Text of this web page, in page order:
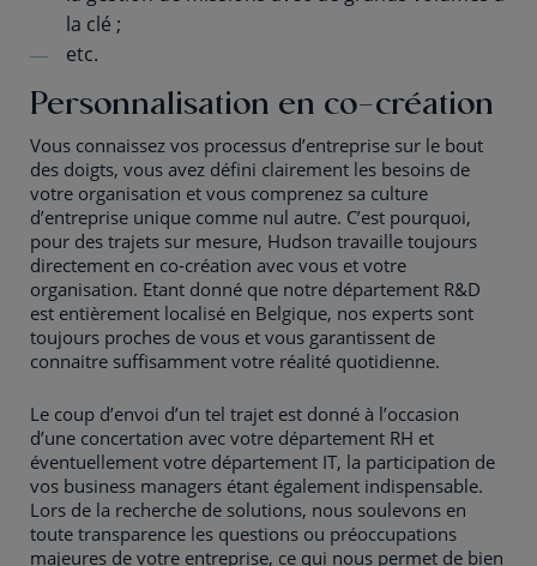
la clé ;
etc.
Personnalisation en co-création
Vous connaissez vos processus d’entreprise sur le bout
des doigts, vous avez défini clairement les besoins de
votre organisation et vous comprenez sa culture
d’entreprise unique comme nul autre. C’est pourquoi,
pour des trajets sur mesure, Hudson travaille toujours
directement en co-création avec vous et votre
organisation. Etant donné que notre département R&D
est entièrement localisé en Belgique, nos experts sont
toujours proches de vous et vous garantissent de
connaitre suffisamment votre réalité quotidienne.
Le coup d’envoi d’un tel trajet est donné à l’occasion
d’une concertation avec votre département RH et
éventuellement votre département IT, la participation de
vos business managers étant également indispensable.
Lors de la recherche de solutions, nous soulevons en
toute transparence les questions ou préoccupations
majeures de votre entreprise, ce qui nous permet de bien